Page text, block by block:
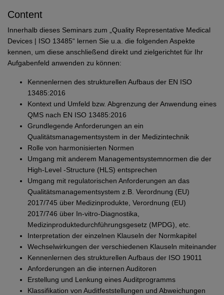
Content
Innerhalb dieses Seminars zum „Quality Representative Medical
Devices | ISO 13485“ lernen Sie u.a. die folgenden Aspekte
kennen, um diese anschließend direkt und zielgerichtet für Ihr
Aufgabenfeld anwenden zu können:
Kennenlernen des strukturellen Aufbaus der EN ISO
13485:2016
Kontext und Umfeld bzw. Abgrenzung der Anwendung eines
QMS nach EN ISO 13485:2016
Grundlegende Anforderungen an ein
Qualitätsmanagementsystem in der Medizintechnik
Rolle von harmonisierten Normen
Umgang mit anderem Managementsystemnormen die der
High-Level -Structure (HLS) entsprechen
Umgang mit regulatorischen Anforderungen an das
Qualitätsmanagementsystem z.B. Verordnung (EU)
2017/745 über Medizinprodukte, Verordnung (EU)
2017/746 über In-vitro-Diagnostika,
Medizinproduktedurchführungsgesetz (MPDG), etc.
Interpretation der einzelnen Klauseln der Normkapitel
Wechselwirkungen der verschiedenen Klauseln miteinander
Kennenlernen des strukturellen Aufbaus der ISO 19011
Anforderungen an die internen Auditoren
Erstellung und Lenkung eines Auditprogramms
Klassifikation von Auditfeststellungen und Abweichungen